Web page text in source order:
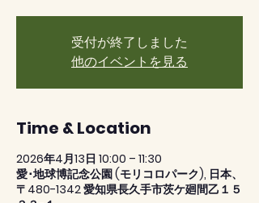
受付が終了しました
他のイベントを見る
Time & Location
2026年4月13日 10:00 – 11:30
愛･地球博記念公園 (モリコロパーク), 日本、
〒480-1342 愛知県長久手市茨ケ廻間乙１５